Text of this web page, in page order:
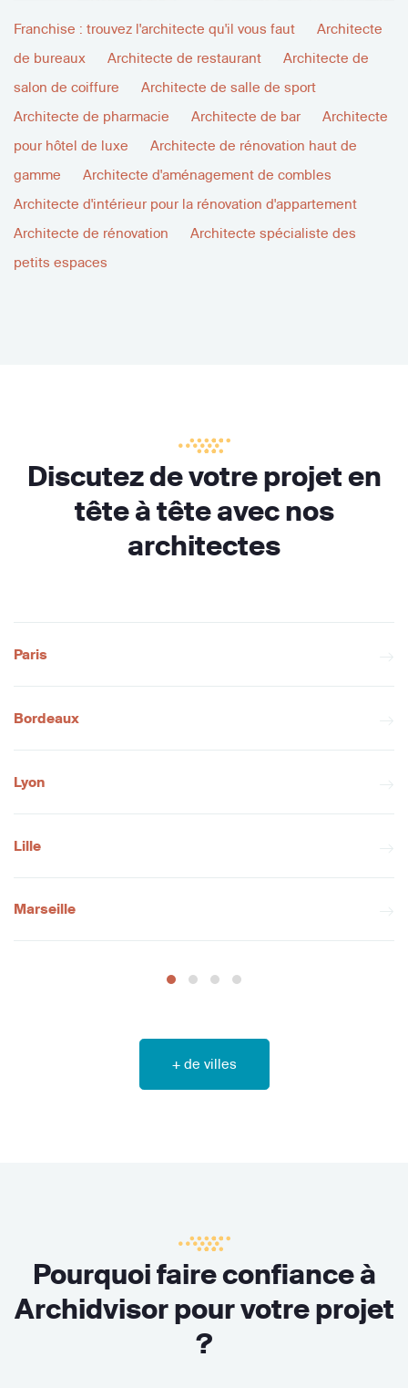
Franchise : trouvez l'architecte qu'il vous faut
Architecte
de bureaux
Architecte de restaurant
Architecte de
salon de coiffure
Architecte de salle de sport
Architecte de pharmacie
Architecte de bar
Architecte
pour hôtel de luxe
Architecte de rénovation haut de
gamme
Architecte d'aménagement de combles
Architecte d'intérieur pour la rénovation d'appartement
Architecte de rénovation
Architecte spécialiste des
petits espaces
Discutez de votre projet en
tête à tête avec nos
architectes
Paris
Bordeaux
Lyon
Lille
Marseille
+ de villes
Pourquoi faire confiance à
Archidvisor pour votre projet
?